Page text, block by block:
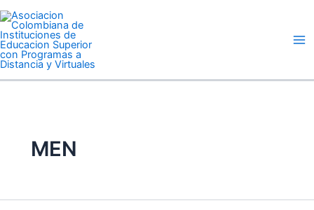
Ir
al
contenido
MEN